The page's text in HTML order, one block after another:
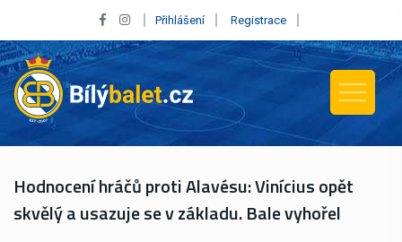
Přihlášení Registrace
Hodnocení hráčů proti Alavésu: Vinícius opět
skvělý a usazuje se v základu. Bale vyhořel